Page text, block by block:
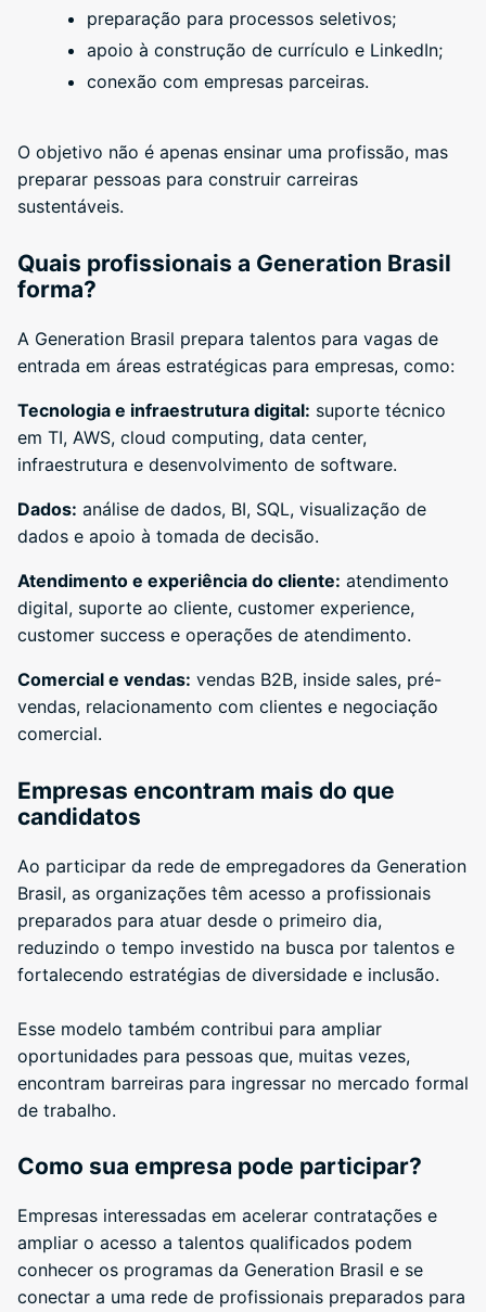
preparação para processos seletivos;
apoio à construção de currículo e LinkedIn;
conexão com empresas parceiras.
O objetivo não é apenas ensinar uma profissão, mas
preparar pessoas para construir carreiras
sustentáveis.
Quais profissionais a Generation Brasil
forma?
A Generation Brasil prepara talentos para vagas de
entrada em áreas estratégicas para empresas, como:
Tecnologia e infraestrutura digital: suporte técnico
em TI, AWS, cloud computing, data center,
infraestrutura e desenvolvimento de software.
Dados: análise de dados, BI, SQL, visualização de
dados e apoio à tomada de decisão.
Atendimento e experiência do cliente: atendimento
digital, suporte ao cliente, customer experience,
customer success e operações de atendimento.
Comercial e vendas: vendas B2B, inside sales, pré-
vendas, relacionamento com clientes e negociação
comercial.
Empresas encontram mais do que
candidatos
Ao participar da rede de empregadores da Generation
Brasil, as organizações têm acesso a profissionais
preparados para atuar desde o primeiro dia,
reduzindo o tempo investido na busca por talentos e
fortalecendo estratégias de diversidade e inclusão.
Esse modelo também contribui para ampliar
oportunidades para pessoas que, muitas vezes,
encontram barreiras para ingressar no mercado formal
de trabalho.
Como sua empresa pode participar?
Empresas interessadas em acelerar contratações e
ampliar o acesso a talentos qualificados podem
conhecer os programas da Generation Brasil e se
conectar a uma rede de profissionais preparados para